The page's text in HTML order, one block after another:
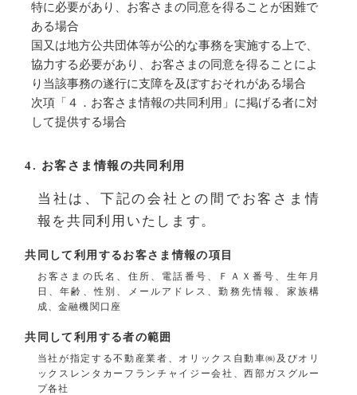
特に必要があり、お客さまの同意を得ることが困難で
ある場合
国又は地方公共団体等が公的な事務を実施する上で、
協力する必要があり、お客さまの同意を得ることによ
り当該事務の遂行に支障を及ぼすおそれがある場合
次項「４．お客さま情報の共同利用」に掲げる者に対
して提供する場合
4. お客さま情報の共同利用
当社は、下記の会社との間でお客さま情
報を共同利用いたします。
共同して利用するお客さま情報の項目
お客さまの氏名、住所、電話番号、ＦＡＸ番号、生年月
日、年齢、性別、メールアドレス、勤務先情報、家族構
成、金融機関口座
共同して利用する者の範囲
当社が指定する不動産業者、オリックス自動車㈱及びオリ
ックスレンタカーフランチャイジー会社、西部ガスグルー
プ各社